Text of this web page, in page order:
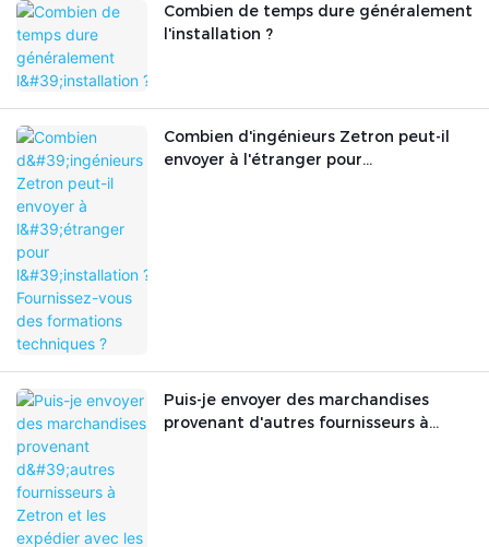
Combien de temps dure généralement
l'installation ?
Combien d'ingénieurs Zetron peut-il
envoyer à l'étranger pour
Puis-je envoyer des marchandises
provenant d'autres fournisseurs à